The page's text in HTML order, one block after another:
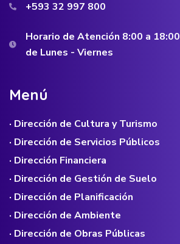
+593 32 997 800
Horario de Atención 8:00 a 18:00
de Lunes - Viernes
Menú
· Dirección de Cultura y Turismo
· Dirección de Servicios Públicos
· Dirección Financiera
· Dirección de Gestión de Suelo
· Dirección de Planificación
· Dirección de Ambiente
· Dirección de Obras Públicas